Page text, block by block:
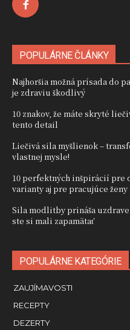
POPULÁRNE ČLÁNKY
Najhoršia možná prísada do
je zdraviu škodlivý
10 znakov, že máte skryté
tento detail
Liečivá sila myšlienok –
vlastnej mysle!
10 perfektných inšpirácií pre
varianty aj pre pracujúce ženy
Sila modlitby prináša
ste si mali zapamätať
POPULÁRNE KATEGÓRIE
ZAUJÍMAVOSTI
RECEPTY
DEZERTY